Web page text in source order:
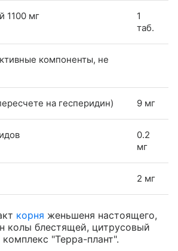
1100 мг
1
таб.
компоненты, не
на гесперидин) 9 мг
0.2
мг
2 мг
корня женьшеня настоящего,
колы блестящей, цитрусовый
"Терра-плант".